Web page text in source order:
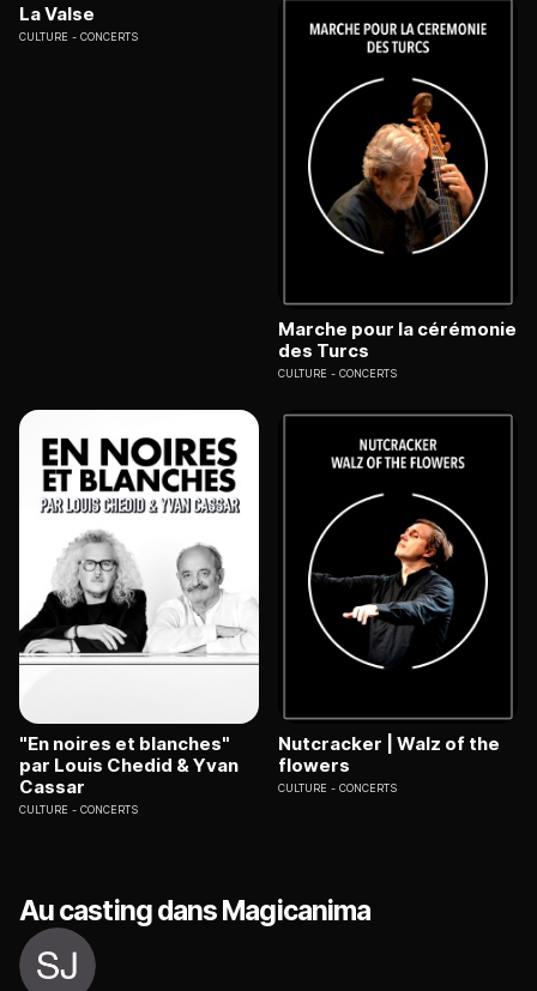
La Valse
CULTURE CONCERTS
Marche pour la cérémonie
des Turcs
CULTURE CONCERTS
"En noires et blanches"
par Louis Chedid & Yvan
Cassar
CULTURE CONCERTS
Nutcracker | Walz of the
flowers
CULTURE CONCERTS
Au casting dans Magicanima